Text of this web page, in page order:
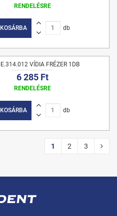
RENDELÉSRE
KOSÁRBA db
VÍDIA FRÉZER 1DB
6 285 Ft
RENDELÉSRE
KOSÁRBA db
1 2 3